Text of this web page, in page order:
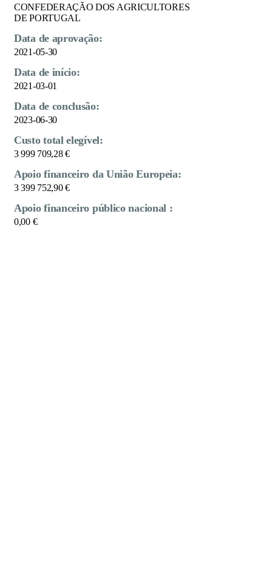
CONFEDERAÇÃO DOS AGRICULTORES
DE PORTUGAL
Data de aprovação:
2021-05-30
Data de início:
2021-03-01
Data de conclusão:
2023-06-30
Custo total elegível:
3 999 709,28 €
Apoio financeiro da União Europeia:
3 399 752,90 €
Apoio financeiro público nacional :
0,00 €